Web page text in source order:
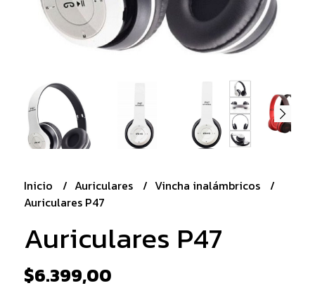
Inicio Auriculares
Vincha inalámbricos
Auriculares P47
Auriculares P47
$6.399,00